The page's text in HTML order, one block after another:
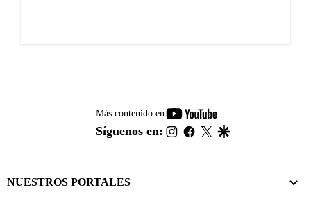
Más contenido en
youtube-
footer
Síguenos en: instagram
facebook
twitter
NUESTROS PORTALES